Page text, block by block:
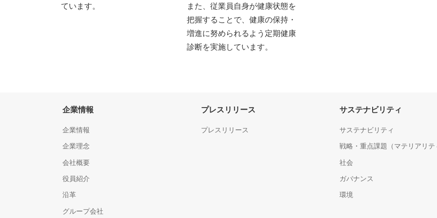
ています。
また、従業員自身が健康状態を
把握することで、健康の保持・
増進に努められるよう定期健康
診断を実施しています。
企業情報
企業情報
企業理念
会社概要
役員紹介
沿革
グループ会社
プレスリリース
プレスリリース
サステナビリティ
サステナビリティ
戦略・重点課題（マテリアリテ
社会
ガバナンス
環境